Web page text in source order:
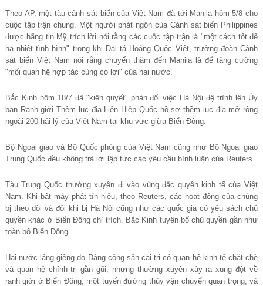
Theo AP, một tàu cảnh sát biển của Việt Nam đã tới Manila hôm 5/8 cho
cuộc tập trận chung. Một người phát ngôn của Cảnh sát biển Philippines
được hãng tin Mỹ trích lời nói rằng các cuộc tập trận là "một cách tốt để
hạ nhiệt tình hình" trong khi Đại tá Hoàng Quốc Việt, trưởng đoàn Cảnh
sát biển Việt Nam nói rằng chuyến thăm đến Manila là để tăng cường
"mối quan hệ hợp tác cùng có lợi" của hai nước.
Bắc Kinh hôm 18/7 đã "kiên quyết" phản đối việc Hà Nội đệ trình lên Ủy
ban Ranh giới Thềm lục địa Liên Hiệp Quốc hồ sơ thềm lục địa mở rộng
ngoài 200 hải lý của Việt Nam tại khu vực giữa Biển Đông.
Bộ Ngoại giao và Bộ Quốc phòng của Việt Nam cũng như Bộ Ngoại giao
Trung Quốc đều không trả lời lập tức các yêu cầu bình luận của Reuters.
Tàu Trung Quốc thường xuyên đi vào vùng đặc quyền kinh tế của Việt
Nam. Khi bật máy phát tín hiệu, theo Reuters, các hoạt động của chúng
bị theo dõi và đôi khi bị Hà Nội cũng như các quốc gia có yêu sách chủ
quyền khác ở Biển Đông chỉ trích. Bắc Kinh tuyên bố chủ quyền gần như
toàn bộ Biển Đông.
Hai nước láng giềng do Đảng cộng sản cai trị có quan hệ kinh tế chặt chẽ
và quan hệ chính trị gần gũi, nhưng thường xuyên xảy ra xung đột về
ranh giới ở Biển Đông, một tuyến đường thủy vận chuyển quan trọng, và